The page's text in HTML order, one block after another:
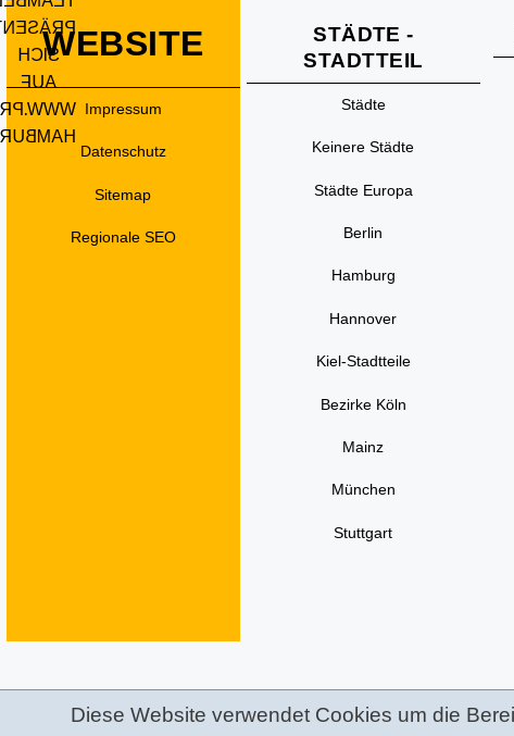
Diese Website verwendet Cookies um die
WEBSITE
Impressum
Datenschutz
Sitemap
Regionale SEO
STÄDTE -
STADTTEIL
Städte
Keinere Städte
Städte Europa
Berlin
Hamburg
Hannover
Kiel-Stadtteile
Bezirke Köln
Mainz
München
Stuttgart